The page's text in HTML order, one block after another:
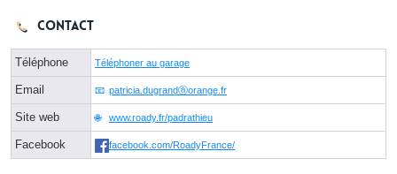
Contact
Téléphone Téléphoner au garage
Email patricia.dugrandⓐorange.fr
Site web www.roady.fr/padrathieu
Facebook facebook.com/RoadyFrance/